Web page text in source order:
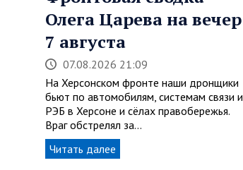
Олега Царева на вечер
7 августа
07.08.2026 21:09
На Херсонском фронте наши дронщики
бьют по автомобилям, системам связи и
РЭБ в Херсоне и сёлах правобережья.
Враг обстрелял за…
Читать далее